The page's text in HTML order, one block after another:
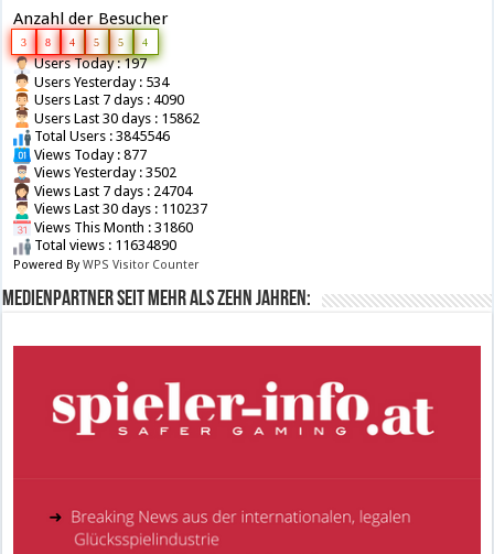
Anzahl der Besucher
3 8 4 5 5 4
Users Today : 197
Users Yesterday : 534
Users Last 7 days : 4090
Users Last 30 days : 15862
Total Users : 3845546
Views Today : 877
Views Yesterday : 3502
Views Last 7 days : 24704
Views Last 30 days : 110237
Views This Month : 31860
Total views : 11634890
Powered ByWPS Visitor Counter
Medienpartner seit mehr als zehn Jahren: